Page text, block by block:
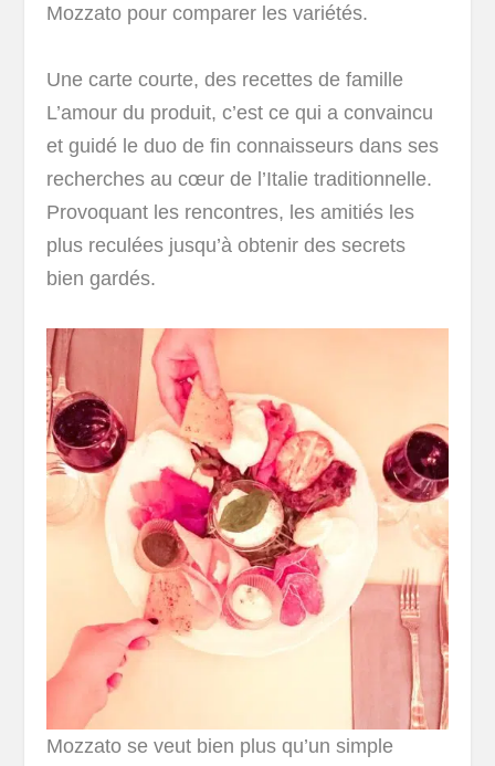
Mozzato pour comparer les variétés.
Une carte courte, des recettes de famille
L’amour du produit, c’est ce qui a convaincu
et guidé le duo de fin connaisseurs dans ses
recherches au cœur de l’Italie traditionnelle.
Provoquant les rencontres, les amitiés les
plus reculées jusqu’à obtenir des secrets
bien gardés.
Mozzato se veut bien plus qu’un simple